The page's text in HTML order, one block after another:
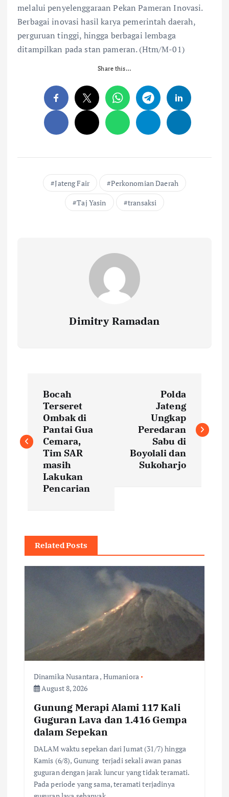
melalui penyelenggaraan Pekan Pameran Inovasi.
Berbagai inovasi hasil karya pemerintah daerah,
perguruan tinggi, hingga berbagai lembaga
ditampilkan pada stan pameran. (Htm/M-01)
Share this…
Jateng Fair
Perkonomian Daerah
Taj Yasin
transaksi
Dimitry Ramadan
s
v
Bocah
Terseret
Ombak di
Pantai Gua
Cemara,
Tim SAR
masih
Lakukan
Pencarian
Polda
Jateng
Ungkap
Peredaran
Sabu di
Boyolali dan
Sukoharjo
Related Posts
Dinamika Nusantara, Humaniora
August 8, 2026
Gunung Merapi Alami 117 Kali
Guguran Lava dan 1.416 Gempa
dalam Sepekan
DALAM waktu sepekan dari Jumat (31/7) hingga
Kamis (6/8), Gunung terjadi sekali awan panas
guguran dengan jarak luncur yang tidak teramati.
Pada periode yang sama, teramati terjadinya